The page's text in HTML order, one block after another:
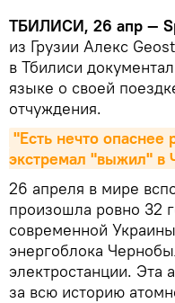
ТБИЛИСИ, 26 апр —
из Грузии Алекс
в Тбилиси
языке о своей
отчуждения.
"Есть нечто опаснее
экстремал "выжил" в
26 апреля в мире
произошла ровно 32
современной
энергоблока
электростанции. Эта
за всю историю